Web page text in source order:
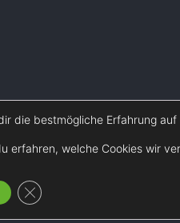
die bestmögliche Erfahrung auf
erfahren, welche Cookies wir
GDPR Cookie-Banner